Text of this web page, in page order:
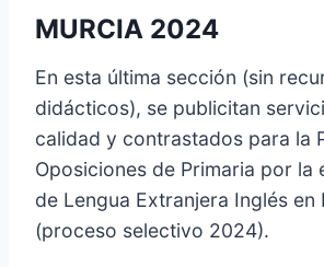
MURCIA 2024
En esta última sección (sin
didácticos), se publicitan
calidad y contrastados para la
Oposiciones de Primaria por la
de Lengua Extranjera Inglés en
(proceso selectivo 2024).